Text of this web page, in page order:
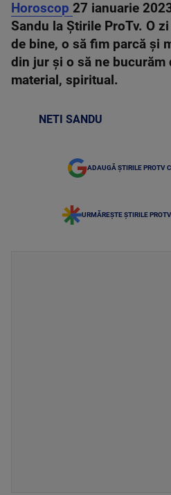
Horoscop 27 ianuarie
Sandu la Știrile ProTv. O
de bine, o să fim parcă şi
din jur şi o să ne bucurăm
material, spiritual.
NETI SANDU
ADAUGĂ ȘTIRILE PROTV
URMĂREȘTE ȘTIRILE